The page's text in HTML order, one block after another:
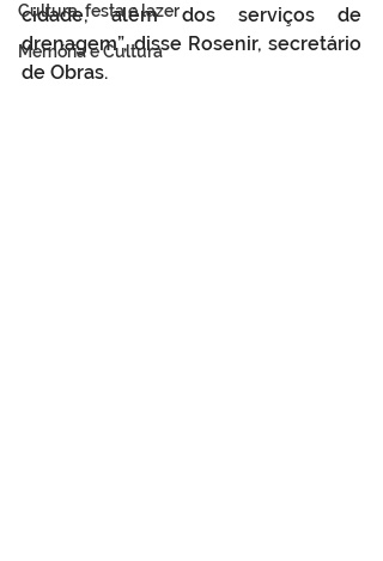
Cultura, festa e lazer
Memória e Cultura
cidade, além dos serviços de
drenagem”, disse Rosenir, secretário
de Obras.